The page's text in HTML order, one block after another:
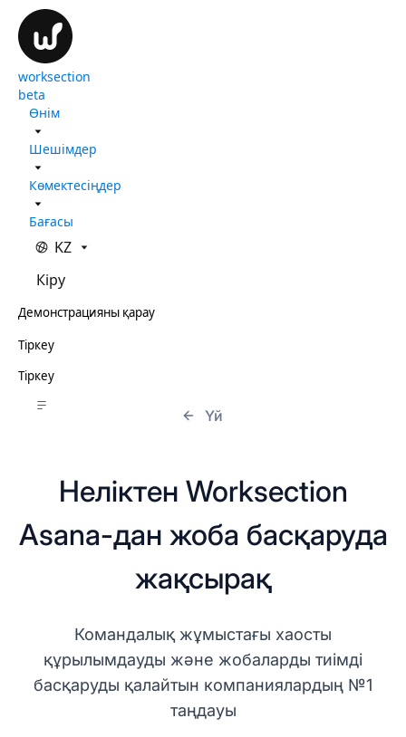
worksection
beta
Өнім
Шешімдер
Көмектесіңдер
Бағасы
KZ
Кіру
Демонстрацияны қарау
Тіркеу
Тіркеу
Үй
Неліктен Worksection
Asana-дан жоба басқаруда
жақсырақ
Командалық жұмыстағы хаосты
құрылымдауды және жобаларды тиімді
басқаруды қалайтын компаниялардың №1
таңдауы